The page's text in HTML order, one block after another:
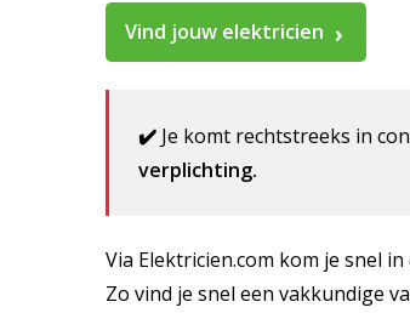
Vind jouw elektricien
✔️ Je komt rechtstreeks in
verplichting.
Via Elektricien.com kom je snel
Zo vind je snel een vakkundige